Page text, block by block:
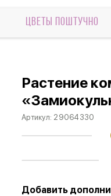
ЦВЕТЫ ПОШТУЧНО
Растение
Артикул: 29064330
Добавить